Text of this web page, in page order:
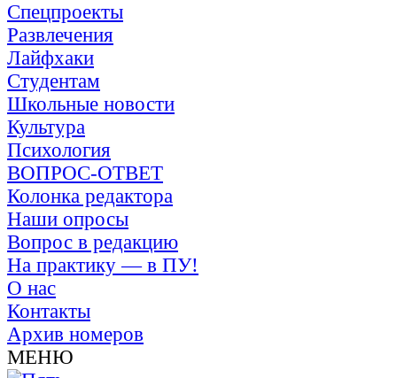
Спецпроекты
Развлечения
Лайфхаки
Студентам
Школьные новости
Культура
Психология
ВОПРОС-ОТВЕТ
Колонка редактора
Наши опросы
Вопрос в редакцию
На практику — в ПУ!
О нас
Контакты
Архив номеров
МЕНЮ